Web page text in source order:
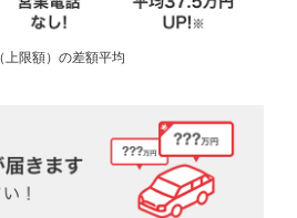
限額）の差額平均